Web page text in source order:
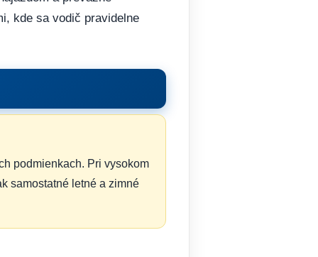
kde sa vodič pravidelne
podmienkach. Pri vysokom
samostatné letné a zimné